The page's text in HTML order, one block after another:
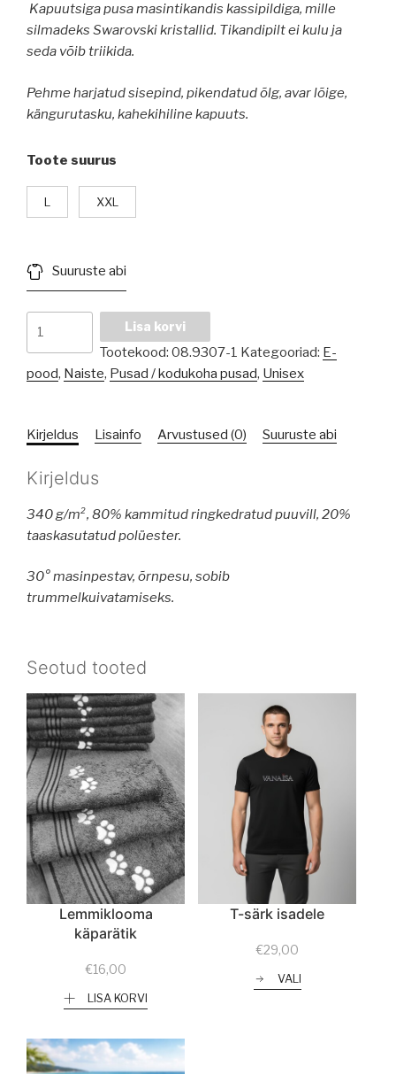
Kapuutsiga pusa masintikandis kassipildiga, mille
silmadeks Swarovski kristallid. Tikandipilt ei kulu ja
seda võib triikida.
Pehme harjatud sisepind, pikendatud õlg, avar lõige,
kängurutasku, kahekihiline kapuuts.
Toote suurus
L XXL
Suuruste abi
Lisa korvi
Tootekood: 08.9307-1 Kategooriad: E-
pood, Naiste, Pusad / kodukoha pusad, Unisex
Kirjeldus Lisainfo Arvustused (0) Suuruste abi
Kirjeldus
340 g/m², 80% kammitud ringkedratud puuvill, 20%
taaskasutatud polüester.
30° masinpestav, õrnpesu, sobib
trummelkuivatamiseks.
Seotud tooted
Lemmiklooma
käparätik
€16,00
LISA KORVI
T-särk isadele
€29,00
VALI